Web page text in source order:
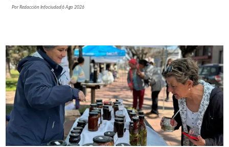
PorRedacción Infociudad6 Ago 2026